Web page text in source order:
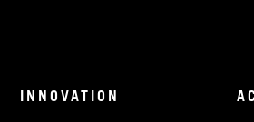
INNOVATION